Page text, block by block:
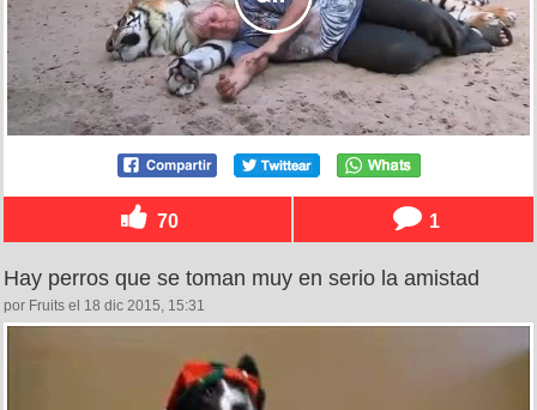
70 1
Hay perros que se toman muy en serio la amistad
por Fruits el 18 dic 2015, 15:31